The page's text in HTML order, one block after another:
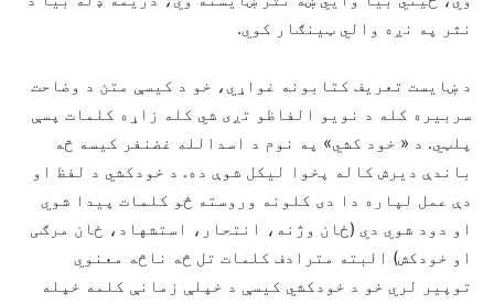
نثر په نږه والي ټينګار کوي.
د ښایست تعریف کتابونه غواړي، خو د کیسې متن د وضاحت
سربیره کله د نویو الفاظو تږی شي کله زاړه کلمات پسې
پلټي. د « خود کشي» په نوم د اسدالله غضنفر کیسه څه
باندې دیرش کاله پخوا لیکل شوې ده. د خودکشي د لفظ او
دې عمل لپاره دا دی کلونه وروسته څو کلمات پيدا شوي
او دود شوي دي (ځان وژنه، انتحار، استشهاد، ځان مرګی
او خودکش) البته مترادف کلمات تل څه ناڅه معنوي
توپير لري خو د خودکشي کیسې د خپلې زمانې کلمه خپله